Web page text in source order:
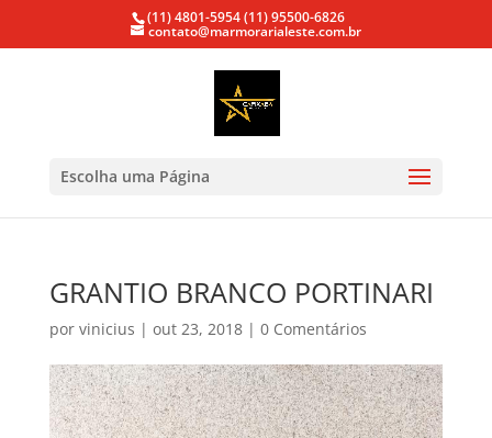
(11) 4801-5954(11) 95500-6826
contato@marmorarialeste.com.br
Escolha uma Página
GRANTIO BRANCO PORTINARI
por vinicius | out 23, 2018| 0 Comentários